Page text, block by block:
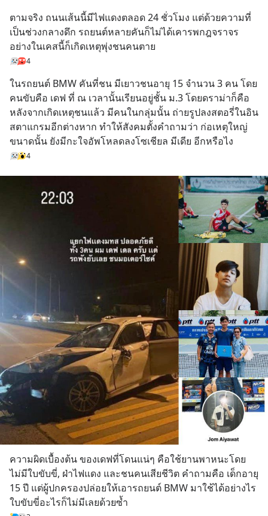
ตามจริง ถนนเส้นนี้มีไฟแดงตลอด 24 ชั่วโมง แต่ด้วยความที่
เป็นช่วงกลางดึก รถยนต์หลายคันก็ไม่ได้เคารพกฎจราจร
อย่างในเคสนี้ก็เกิดเหตุพุ่งชนคนตาย
4
ในรถยนต์ BMW คันที่ชน มีเยาวชนอายุ 15 จำนวน 3 คน โดย
คนขับคือ เดฟ ที่ ณ เวลานั้นเรียนอยู่ชั้น ม.3 โดยดราม่าก็คือ
หลังจากเกิดเหตุชนแล้ว มีคนในกลุ่มนั้น ถ่ายรูปลงสตอรี่ในอิน
สตาแกรมอีกต่างหาก ทำให้สังคมตั้งคำถามว่า ก่อเหตุใหญ่
ขนาดนั้น ยังมีกะใจอัพโหลดลงโซเชียล มีเดีย อีกหรือไง
4
ความผิดเบื้องต้น ของเดฟที่โดนแน่ๆ คือใช้ยานพาหนะโดย
ไม่มีใบขับขี่, ฝ่าไฟแดง และชนคนเสียชีวิต คำถามคือ เด็กอายุ
15 ปี แต่ผู้ปกครองปล่อยให้เอารถยนต์ BMW มาใช้ได้อย่างไร
ใบขับขี่อะไรก็ไม่มีเลยด้วยซ้ำ